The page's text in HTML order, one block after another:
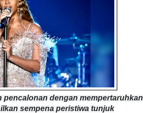
dengan mempertaruhkan
sempena peristiwa tunjuk